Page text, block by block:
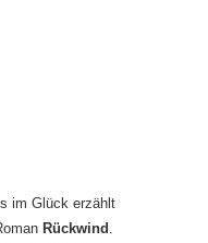
im Glück erzählt
Rückwind